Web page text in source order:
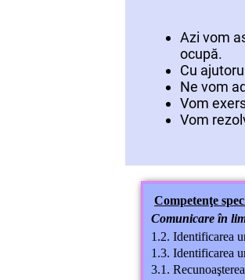
Azi vom
ocupă.
Cu
Ne vom
Vom
Vom
Competenţe
Comunicare în
1.2. Identificarea
1.3. Identificarea
3.1.